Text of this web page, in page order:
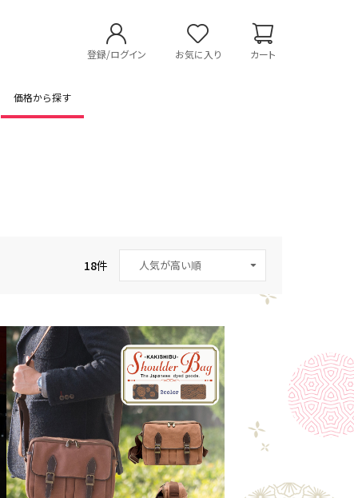
登録/ログイン お気に入り カート
価格から探す
18件